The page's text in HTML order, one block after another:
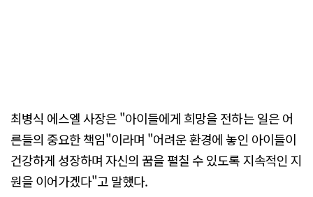
최병식 에스엘 사장은 "아이들에게 희망을 전하는 일은 어
른들의 중요한 책임"이라며 "어려운 환경에 놓인 아이들이
건강하게 성장하며 자신의 꿈을 펼칠 수 있도록 지속적인 지
원을 이어가겠다"고 말했다.